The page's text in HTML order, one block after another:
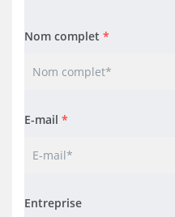
Nom complet *
E-mail *
Entreprise